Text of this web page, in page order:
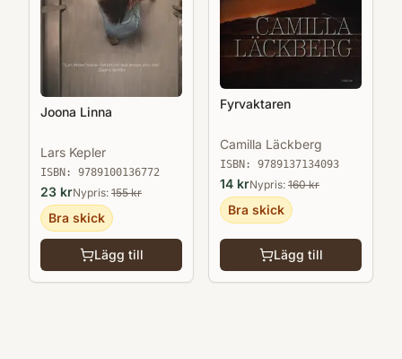
Joona Linna
Lars Kepler
ISBN: 9789100136772
23 krNypris: 155kr
Bra skick
Lägg till
Fyrvaktaren
Camilla Läckberg
ISBN: 9789137134093
14 krNypris: 160kr
Bra skick
Lägg till